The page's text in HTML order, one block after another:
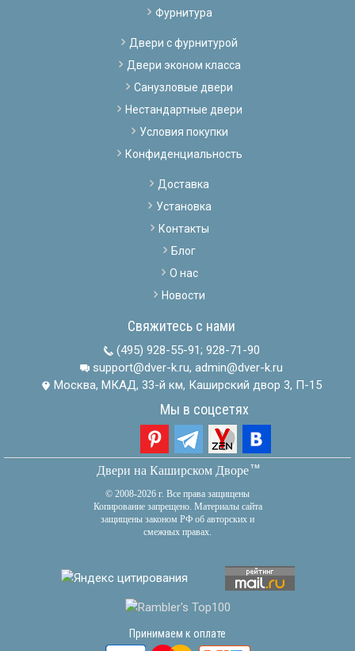
Фурнитура
Двери с фурнитурой
Двери эконом класса
Санузловые двери
Нестандартные двери
Условия покупки
Конфиденциальность
Доставка
Установка
Контакты
Блог
О нас
Новости
Свяжитесь с нами
(495) 928-55-91; 928-71-90
support@dver-k.ru, admin@dver-k.ru
Москва, МКАД, 33-й км, Каширский двор 3, П-15
Мы в соцсетях
Двери на Каширском Дворетм
© 2008-2026 г. Все права защищены
Копирование запрещено. Материалы сайта
защищены законом РФ об авторских и
смежных правах.
Принимаем к оплате